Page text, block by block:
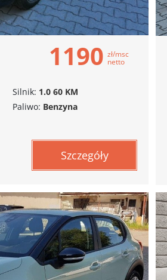
1190 zł/msc
netto
Silnik: 1.0 60 KM
Paliwo: Benzyna
Szczegóły